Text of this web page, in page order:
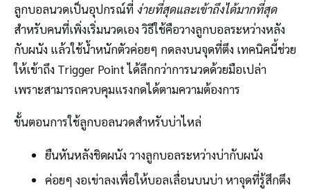
ลูกบอลนวดเป็นอุปกรณ์ที่ ง่ายที่สุดและเข้าถึงได้มากที่สุด
สำหรับคนที่เพิ่งเริ่มนวดเอง วิธีใช้คือวางลูกบอลระหว่างหลัง
กับผนัง แล้วใช้น้ำหนักตัวค่อยๆ กดลงบนจุดที่ตึง เทคนิคนี้ช่วย
ให้เข้าถึง Trigger Point ได้ลึกกว่าการนวดด้วยมือเปล่า
เพราะสามารถควบคุมแรงกดได้ตามความต้องการ
ขั้นตอนการใช้ลูกบอลนวดสำหรับบ่าไหล่
ยืนหันหลังชิดผนัง วางลูกบอลระหว่างบ่ากับผนัง
ค่อยๆ งอเข่าลงเพื่อให้บอลเลื่อนบนบ่า หาจุดที่รู้สึกตึง